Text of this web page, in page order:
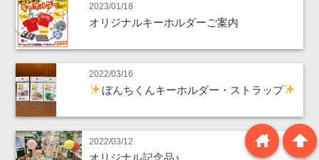
2023/01/18
オリジナルキーホルダーご案内
2022/03/16
ぼんちくんキーホルダー・ストラップ
2022/03/12
オリジナル記念品♪
arrowup
home